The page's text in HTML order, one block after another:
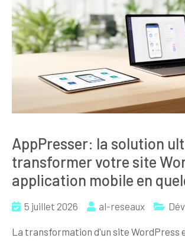
AppPresser: la solution
transformer votre site
application mobile en
5 juillet 2026 al-reseaux
La transformation d'un site WordPress